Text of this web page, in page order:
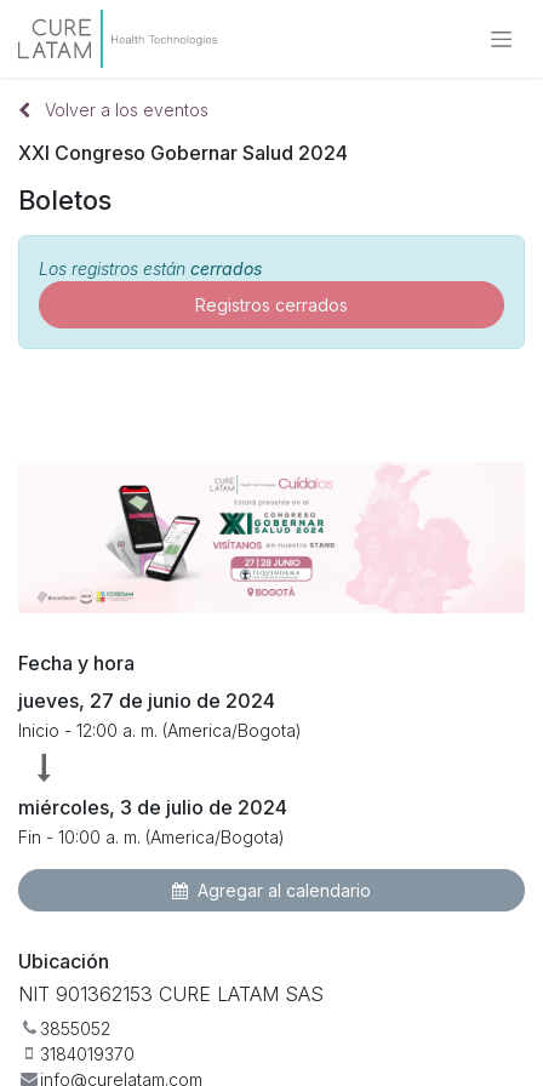
Volver a los eventos
XXI Congreso Gobernar Salud 2024
Boletos
Los registros están cerrados
Registros cerrados
Fecha y hora
jueves, 27 de junio de 2024
Inicio - 12:00 a. m. (America/Bogota)
miércoles, 3 de julio de 2024
Fin - 10:00 a. m. (America/Bogota)
Agregar al calendario
Ubicación
NIT 901362153 CURE LATAM SAS
3855052
3184019370
info@curelatam.com